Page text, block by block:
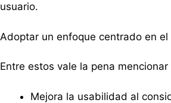
usuario.
Adoptar un enfoque centrado en
Entre estos vale la pena
Mejora la usabilidad al